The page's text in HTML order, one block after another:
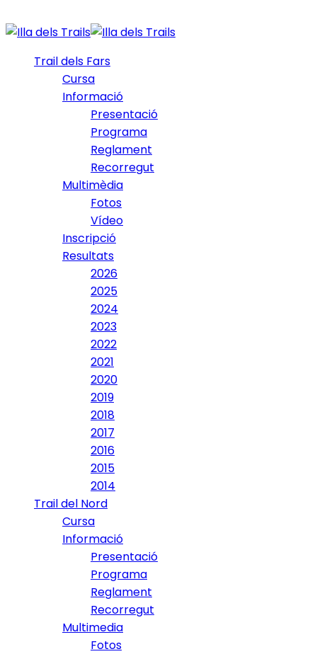
Trail dels Fars
Cursa
Informació
Presentació
Programa
Reglament
Recorregut
Multimèdia
Fotos
Vídeo
Inscripció
Resultats
2026
2025
2024
2023
2022
2021
2020
2019
2018
2017
2016
2015
2014
Trail del Nord
Cursa
Informació
Presentació
Programa
Reglament
Recorregut
Multimedia
Fotos